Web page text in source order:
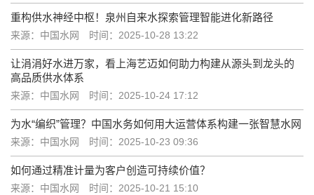
重构供水神经中枢！泉州自来水探索管理智能进化新路径
来源：中国水网 时间：2025-10-28 13:22
让涓涓好水进万家，看上海艺迈如何助力构建从源头到龙头的
高品质供水体系
来源：中国水网 时间：2025-10-24 17:12
为水“编织”管理？中国水务如何用大运营体系构建一张智慧水网
来源：中国水网 时间：2025-10-23 09:36
如何通过精准计量为客户创造可持续价值？
来源：中国水网 时间：2025-10-21 15:10